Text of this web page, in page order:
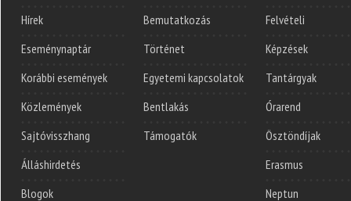
Hírek
Eseménynaptár
Korábbi események
Közlemények
Sajtóvisszhang
Álláshirdetés
Blogok
Bemutatkozás
Történet
Egyetemi kapcsolatok
Bentlakás
Támogatók
Felvételi
Képzések
Tantárgyak
Órarend
Ösztöndíjak
Erasmus
Neptun